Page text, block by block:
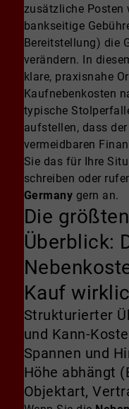
zusätzliche Posten
bankseitige
Bereitstellung) die
verändern. In
klare, praxisnahe
Kaufnebenkosten
typische
aufstellen, dass
vermeidbaren
Sie das für Ihre
schreiben oder
Germany gern an.
Die
Überblick:
Kauf
Strukturierter
und Kann-
Spannen und
Höhe abhängt
Objektart,